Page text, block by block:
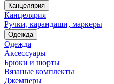
Канцелярия
Канцелярия
Ручки, карандаши, маркеры
Одежда
Одежда
Аксессуары
Брюки и шорты
Вязаные комплекты
Джемперы